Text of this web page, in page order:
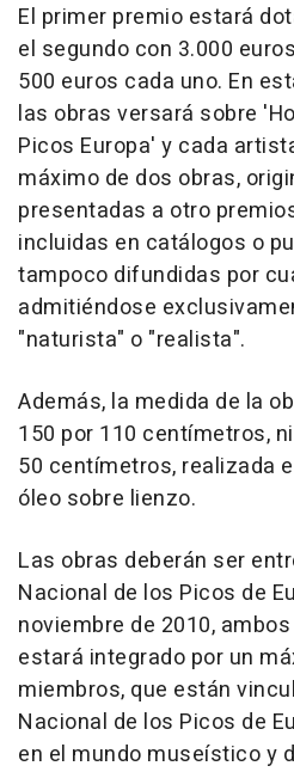
El primer premio estará
el segundo con 3.000
500 euros cada uno. En
las obras versará sobre
Picos Europa' y cada
máximo de dos obras,
presentadas a otro
incluidas en catálogos o
tampoco difundidas por
admitiéndose
"naturista" o "realista".
Además, la medida de la
150 por 110 centímetros,
50 centímetros, realizada
óleo sobre lienzo.
Las obras deberán ser
Nacional de los Picos de
noviembre de 2010,
estará integrado por un
miembros, que están
Nacional de los Picos de
en el mundo museístico y